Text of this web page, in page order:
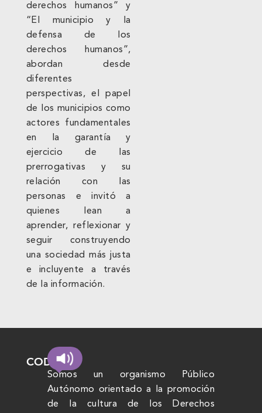
derechos humanos” y
“El municipio y la
defensa de los
derechos humanos”,
abordan desde
diferentes
perspectivas, el papel
de los municipios como
actores fundamentales
en la garantía y
ejercicio de las
prerrogativas y su
relación con las
personas e invitó a
quienes lean a
aprender, reflexionar y
seguir construyendo
una sociedad más justa
e incluyente a través
de la información.
CODHEM
Somos un organismo Público
Autónomo orientado a la promoción
de la cultura de los Derechos